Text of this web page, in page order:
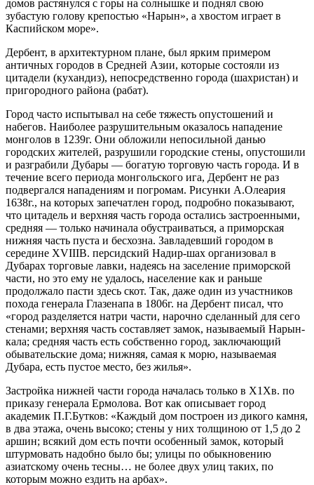
домов растянулся с горы на солнышке и поднял свою
зубастую голову крепостью «Нарын», а хвостом играет в
Каспийском море».
Дербент, в архитектурном плане, был ярким примером
античных городов в Средней Азии, которые состояли из
цитадели (кухандиз), непосредственно города (шахристан) и
пригородного района (рабат).
Город часто испытывал на себе тяжесть опустошений и
набегов. Наиболее разрушительным оказалось нападение
монголов в 1239г. Они обложили непосильной данью
городских жителей, разрушили городские стены, опустошили
и разграбили Дубары — богатую торговую часть города. И в
течение всего периода монгольского ига, Дербент не раз
подвергался нападениям и погромам. Рисунки А.Олеария
1638г., на которых запечатлен город, подробно показывают,
что цитадель и верхняя часть города остались застроенными,
средняя — только начинала обустраиваться, а приморская
нижняя часть пуста и бесхозна. Завладевший городом в
середине XVIIIB. персидский Надир-шах организовал в
Дубарах торговые лавки, надеясь на заселение приморской
части, но это ему не удалось, население как и раньше
продолжало пасти здесь скот. Так, даже один из участников
похода генерала Глазенапа в 1806г. на Дербент писал, что
«город разделяется натри части, нарочно сделанный для сего
стенами; верхняя часть составляет замок, называемый Нарын-
кала; средняя часть есть собственно город, заключающий
обывательские дома; нижняя, самая к морю, называемая
Дубара, есть пустое место, без жилья».
Застройка нижней части города началась только в Х1Хв. по
приказу генерала Ермолова. Вот как описывает город
академик П.Г.Бутков: «Каждый дом построен из дикого камня,
в два этажа, очень высоко; стены у них толщиною от 1,5 до 2
аршин; всякий дом есть почти особенный замок, который
штурмовать надобно было бы; улицы по обыкновению
азиатскому очень тесны… не более двух улиц таких, по
которым можно ездить на арбах».